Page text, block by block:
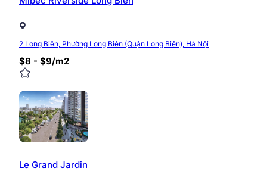
Giá thuê văn phòng Rivera
tiết, liên hệ ngay để nhận được thông tin mới, chính
Website:
Fanpage:
Hotline:0968.382.682
Địa chỉ:Tòa nhà CIC Tower, Trung Kính, Cầu
0/5(0 Reviews)
2 Long Biên, Phường Long Biên (Quận Long Biên), Hà Nội
$8 - $9/m2
Le Grand Jardin